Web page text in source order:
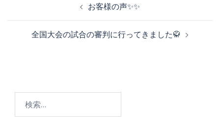
ゲ
お客様の声✨✨
全国大会の試合の審判に行ってきました🥋